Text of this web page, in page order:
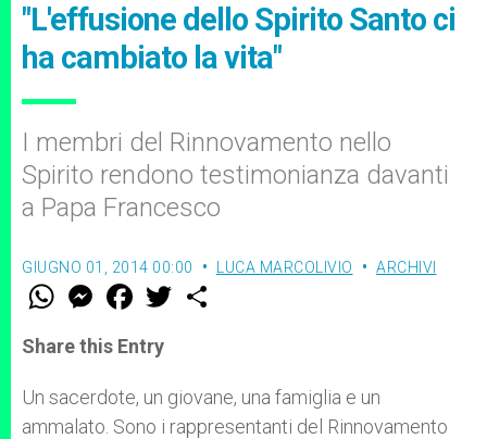
"L'effusione dello Spirito Santo ci
ha cambiato la vita"
I membri del Rinnovamento nello
Spirito rendono testimonianza davanti
a Papa Francesco
GIUGNO 01, 2014 00:00 LUCA MARCOLIVIO ARCHIVI
W
t
s
p
p
M
e
s
e
g
e
r
F
a
e
b
o
k
w
r
Share this Entry
Un sacerdote, un giovane, una famiglia e un
ammalato. Sono i rappresentanti del Rinnovamento